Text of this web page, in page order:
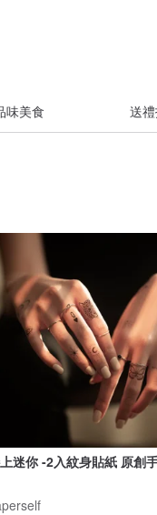
味美食 送
迷你 -2入紋身貼紙 原創